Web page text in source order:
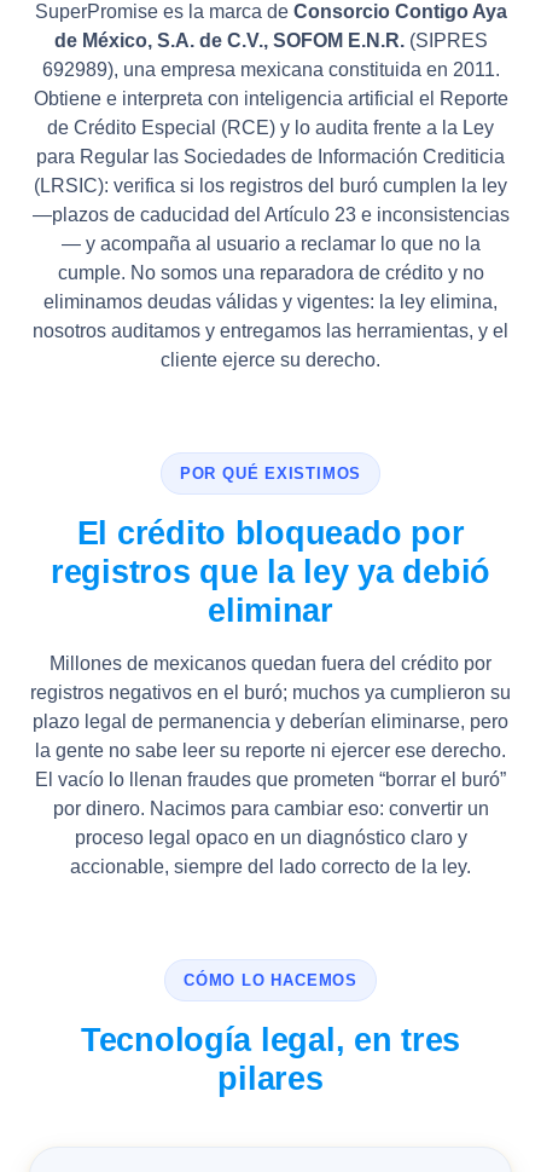
SuperPromise es la marca de Consorcio Contigo Aya
de México, S.A. de C.V., SOFOM E.N.R.(SIPRES
692989), una empresa mexicana constituida en 2011.
Obtiene e interpreta con inteligencia artificial el Reporte
de Crédito Especial (RCE) y lo audita frente a la Ley
para Regular las Sociedades de Información Crediticia
(LRSIC): verifica si los registros del buró cumplen la ley
—plazos de caducidad del Artículo 23 e inconsistencias
— y acompaña al usuario a reclamar lo que no la
cumple. No somos una reparadora de crédito y no
eliminamos deudas válidas y vigentes: la ley elimina,
nosotros auditamos y entregamos las herramientas, y el
cliente ejerce su derecho.
POR QUÉ EXISTIMOS
El crédito bloqueado por
registros que la ley ya debió
eliminar
Millones de mexicanos quedan fuera del crédito por
registros negativos en el buró; muchos ya cumplieron su
plazo legal de permanencia y deberían eliminarse, pero
la gente no sabe leer su reporte ni ejercer ese derecho.
El vacío lo llenan fraudes que prometen “borrar el buró”
por dinero. Nacimos para cambiar eso: convertir un
proceso legal opaco en un diagnóstico claro y
accionable, siempre del lado correcto de la ley.
CÓMO LO HACEMOS
Tecnología legal, en tres
pilares